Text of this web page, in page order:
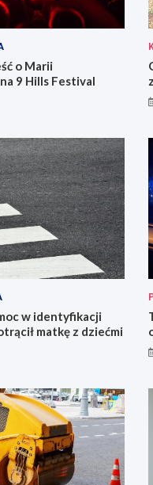
o Marii
9 Hills Festival
w identyfikacji
matkę z dziećmi